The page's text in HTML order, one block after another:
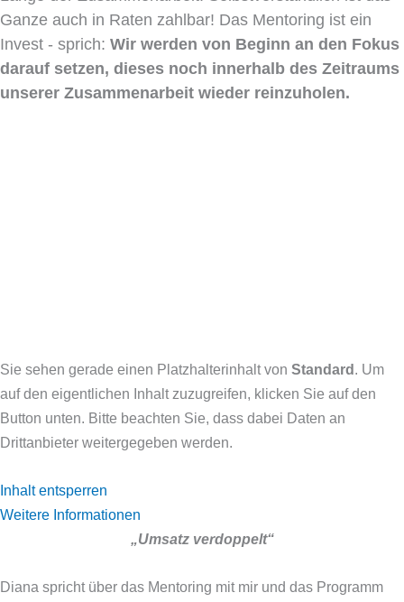
Ganze auch in Raten zahlbar! Das Mentoring ist ein
Invest - sprich: Wir werden von Beginn an den Fokus
darauf setzen, dieses noch innerhalb des Zeitraums
unserer Zusammenarbeit wieder reinzuholen.
Sie sehen gerade einen Platzhalterinhalt von Standard . Um
auf den eigentlichen Inhalt zuzugreifen, klicken Sie auf den
Button unten. Bitte beachten Sie, dass dabei Daten an
Drittanbieter weitergegeben werden.
Inhalt entsperren
Weitere Informationen
„Umsatz verdoppelt“
Diana spricht über das Mentoring mit mir und das Programm